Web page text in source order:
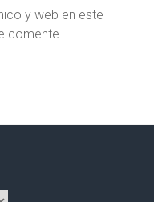
y web en este
comente.